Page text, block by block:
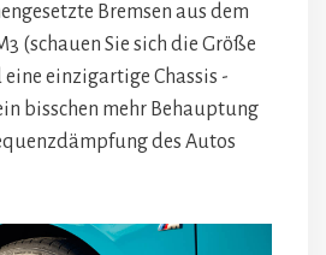
Bremsen aus dem
(schauen Sie sich die Größe
einzigartige Chassis -
bisschen mehr Behauptung
des Autos